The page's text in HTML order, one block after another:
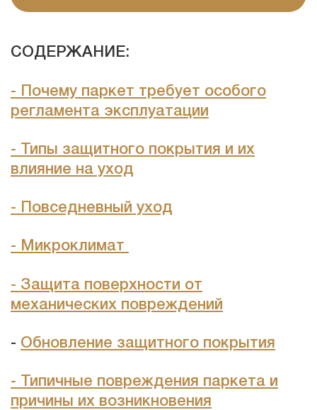
СОДЕРЖАНИЕ:
- Почему паркет требует особого
регламента эксплуатации
- Типы защитного покрытия и их
влияние на уход
- Повседневный уход
- Микроклимат
- Защита поверхности от
механических повреждений
- Обновление защитного покрытия
- Типичные повреждения паркета и
причины их возникновения